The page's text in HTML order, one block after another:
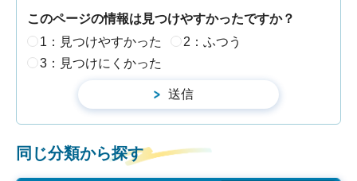
このページの情報は見つけやすかったですか？
1：見つけやすかった
2：ふつう
3：見つけにくかった
同じ分類から探す